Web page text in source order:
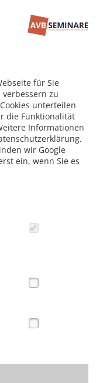
für Sie
zu
unterteilen
die Funktionalität
Informationen
wir Google
ein, wenn Sie es